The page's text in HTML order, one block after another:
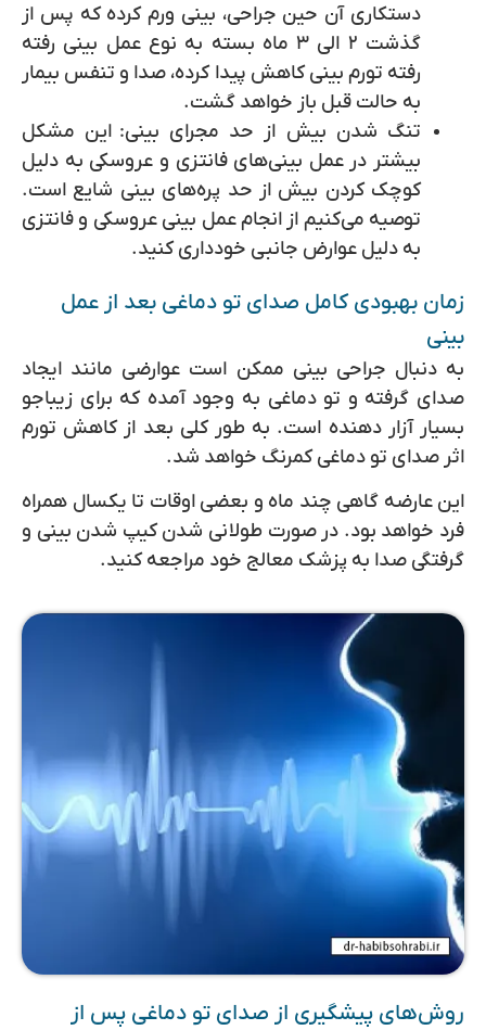
دستکاری آن حین جراحی، بینی ورم کرده که پس از
گذشت ۲ الی ۳ ماه بسته به نوع عمل بینی رفته
رفته تورم بینی کاهش پیدا کرده، صدا و تنفس بیمار
به حالت قبل باز خواهد گشت.
تنگ شدن بیش از حد مجرای بینی: این مشکل
بیشتر در عمل بینی‌های فانتزی و عروسکی به دلیل
کوچک کردن بیش از حد پره‌های بینی شایع است.
توصیه می‌کنیم از انجام عمل بینی عروسکی و فانتزی
به دلیل عوارض جانبی خودداری کنید.
زمان بهبودی کامل صدای تو دماغی بعد از عمل
بینی
به دنبال جراحی بینی ممکن است عوارضی مانند ایجاد
صدای گرفته و تو دماغی به وجود آمده که برای زیباجو
بسیار آزار دهنده است. به طور کلی بعد از کاهش تورم
اثر صدای تو دماغی کمرنگ خواهد شد.
این عارضه گاهی چند ماه و بعضی اوقات تا یکسال همراه
فرد خواهد بود. در صورت طولانی شدن کیپ شدن بینی و
گرفتگی صدا به پزشک معالج خود مراجعه کنید.
روش‌های پیشگیری از صدای تو دماغی پس از